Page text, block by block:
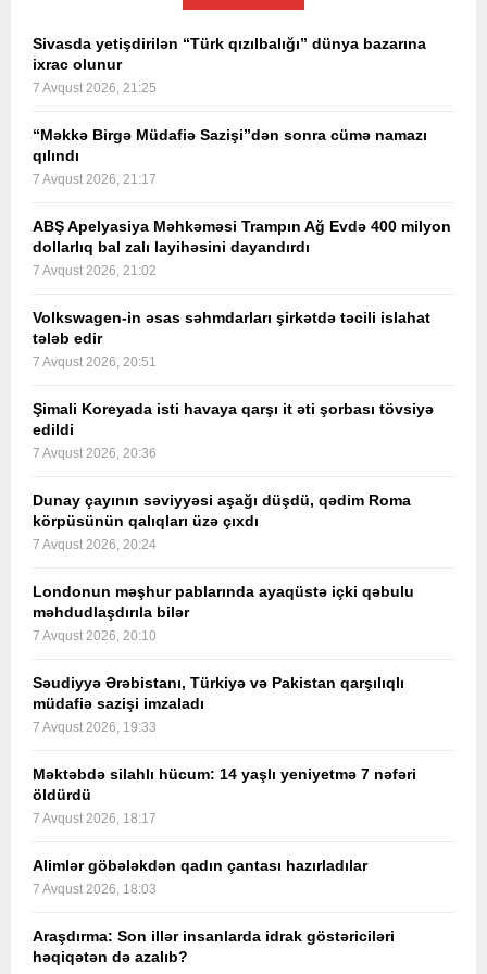
Sivasda yetişdirilən “Türk qızılbalığı” dünya bazarına
ixrac olunur
7 Avqust 2026, 21:25
“Məkkə Birgə Müdafiə Sazişi”dən sonra cümə namazı
qılındı
7 Avqust 2026, 21:17
ABŞ Apelyasiya Məhkəməsi Trampın Ağ Evdə 400 milyon
dollarlıq bal zalı layihəsini dayandırdı
7 Avqust 2026, 21:02
Volkswagen-in əsas səhmdarları şirkətdə təcili islahat
tələb edir
7 Avqust 2026, 20:51
Şimali Koreyada isti havaya qarşı it əti şorbası tövsiyə
edildi
7 Avqust 2026, 20:36
Dunay çayının səviyyəsi aşağı düşdü, qədim Roma
körpüsünün qalıqları üzə çıxdı
7 Avqust 2026, 20:24
Londonun məşhur pablarında ayaqüstə içki qəbulu
məhdudlaşdırıla bilər
7 Avqust 2026, 20:10
Səudiyyə Ərəbistanı, Türkiyə və Pakistan qarşılıqlı
müdafiə sazişi imzaladı
7 Avqust 2026, 19:33
Məktəbdə silahlı hücum: 14 yaşlı yeniyetmə 7 nəfəri
öldürdü
7 Avqust 2026, 18:17
Alimlər göbələkdən qadın çantası hazırladılar
7 Avqust 2026, 18:03
Araşdırma: Son illər insanlarda idrak göstəriciləri
həqiqətən də azalıb?